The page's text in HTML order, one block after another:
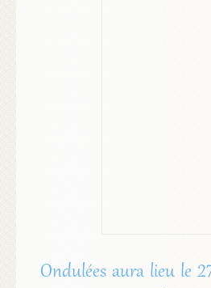
Ondulées aura lieu le